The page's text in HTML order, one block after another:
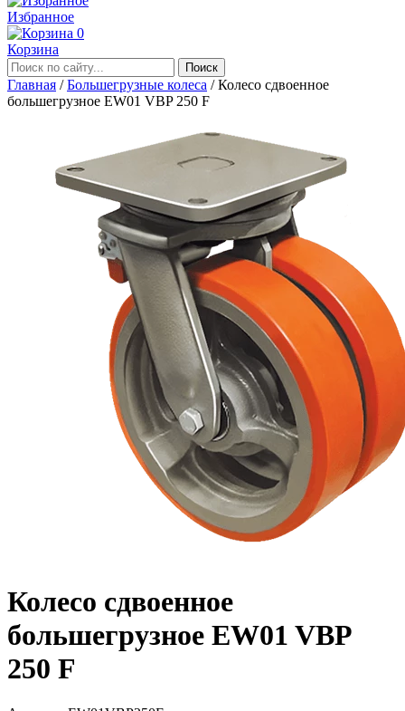
Избранное
0
Корзина
Главная /Большегрузные колеса /Колесо сдвоенное
большегрузное EW01 VBP 250 F
Колесо сдвоенное
большегрузное EW01 VBP
250 F